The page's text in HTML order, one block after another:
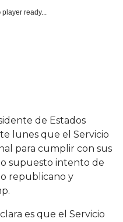
player ready...
de Estados
lunes que el Servicio
para cumplir con sus
supuesto intento de
republicano y
es que el Servicio